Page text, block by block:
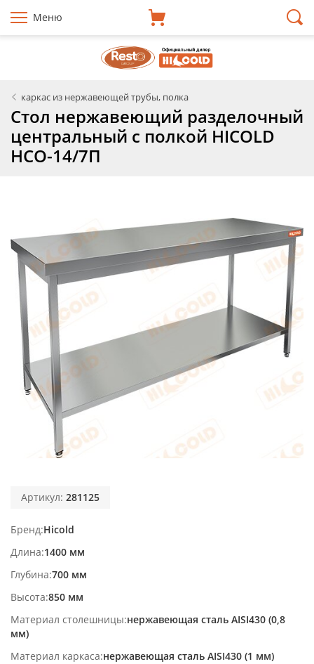
Меню
каркас из нержавеющей трубы, полка
Стол нержавеющий разделочный
центральный с полкой HICOLD
НСО-14/7П
Артикул: 281125
Бренд Hicold
Длина 1400 мм
Глубина 700 мм
Высота 850 мм
Материал столешницы нержавеющая сталь AISI430 (0,8
мм)
Материал каркаса нержавеющая сталь AISI430 (1 мм)